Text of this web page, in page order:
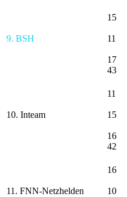
9. BSH
15
11
17
43
10. Inteam
11
15
16
42
11. FNN-Netzhelden
16
10